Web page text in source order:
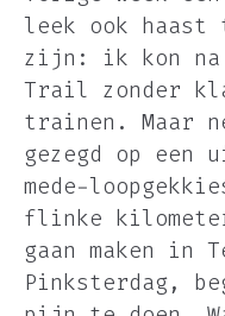
leek ook haast
zijn: ik kon na
Trail zonder
trainen. Maar
gezegd op een
mede-
flinke
gaan maken in
Pinksterdag,